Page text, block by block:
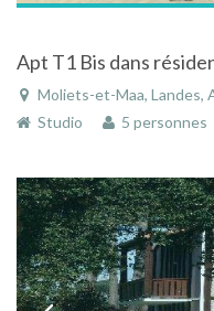
Moliets-et-Maa, Landes,
Studio
5 personnes